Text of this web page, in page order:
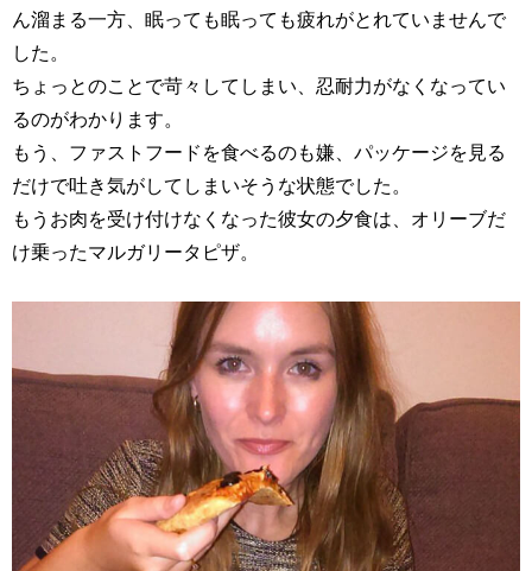
ん溜まる一方、眠っても眠っても疲れがとれていませんで
した。
ちょっとのことで苛々してしまい、忍耐力がなくなってい
るのがわかります。
もう、ファストフードを食べるのも嫌、パッケージを見る
だけで吐き気がしてしまいそうな状態でした。
もうお肉を受け付けなくなった彼女の夕食は、オリーブだ
け乗ったマルガリータピザ。